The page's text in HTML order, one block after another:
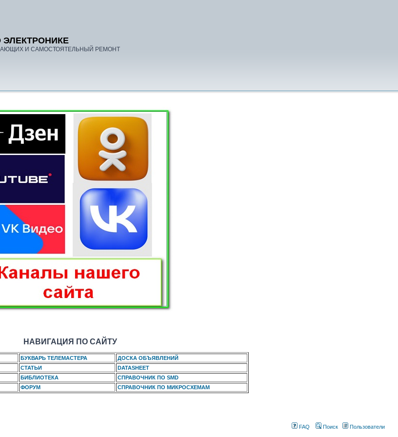
И САМОСТОЯТЕЛЬНЫЙ РЕМОНТ
НАВИГАЦИЯ ПО САЙТУ
БУКВАРЬ ТЕЛЕМАСТЕРА
ДОСКА ОБЪЯВЛЕНИЙ
СТАТЬИ
DATASHEET
БИБЛИОТЕКА
СПРАВОЧНИК ПО SMD
ФОРУМ СПРАВОЧНИК ПО МИКРОСХЕМАМ
FAQ Поиск Пользователи